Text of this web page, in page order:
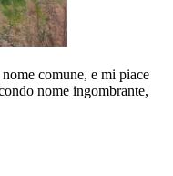
comune, e mi piace
nome ingombrante,